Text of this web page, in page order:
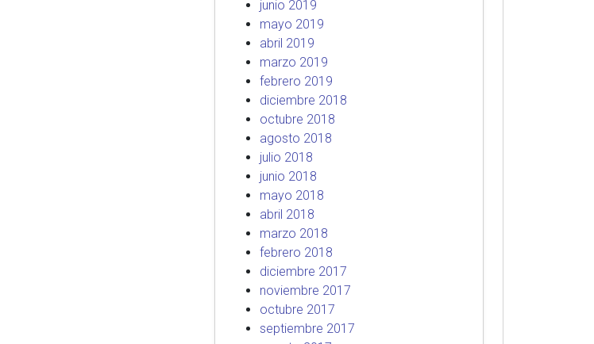
junio 2019
mayo 2019
abril 2019
marzo 2019
febrero 2019
diciembre 2018
octubre 2018
agosto 2018
julio 2018
junio 2018
mayo 2018
abril 2018
marzo 2018
febrero 2018
diciembre 2017
noviembre 2017
octubre 2017
septiembre 2017